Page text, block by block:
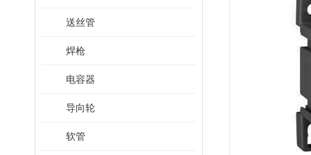
送丝管
焊枪
电容器
导向轮
软管